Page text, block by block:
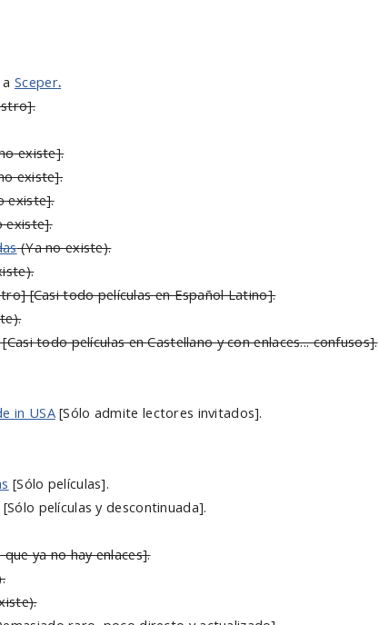
aSceper.
existe].
existe].
existe].
existe].
(Ya no existe).
[Casi todo películas en Español Latino].
[Casi todo películas en Castellano y con enlaces... confusos].
in USA[Sólo admite lectores invitados].
[Sólo películas].
[Sólo películas y descontinuada].
ya no hay enlaces].